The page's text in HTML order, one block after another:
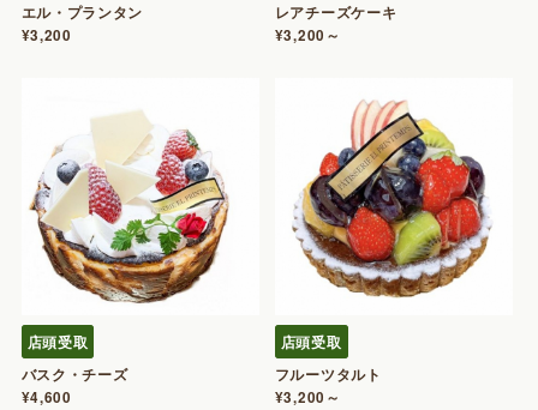
エル・プランタン
¥3,200
レアチーズケーキ
¥3,200～
店頭受取
バスク・チーズ
¥4,600
店頭受取
フルーツタルト
¥3,200～